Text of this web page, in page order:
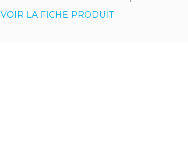
VOIR LA FICHE PRODUIT